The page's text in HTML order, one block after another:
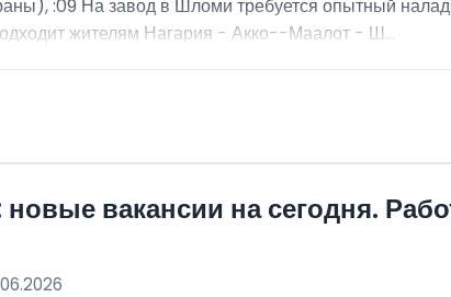
:09 На завод в Шломи требуется опытный
жителям Нагария - Акко--Маалот - Ш...
вакансии на сегодня.